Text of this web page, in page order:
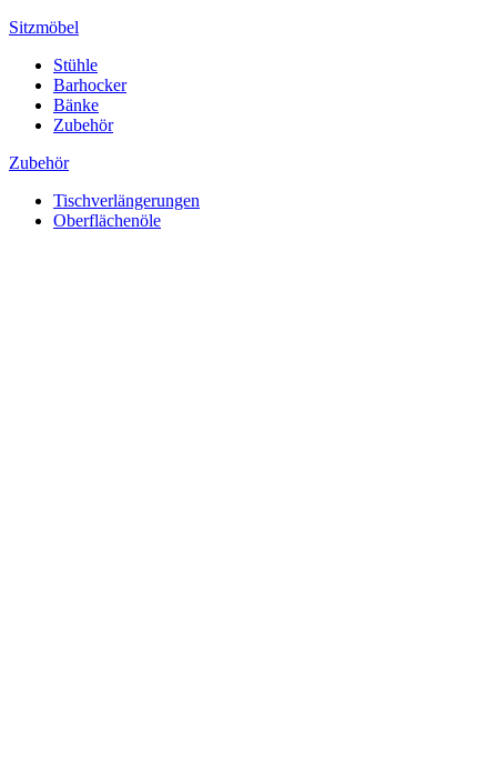
Sitzmöbel
Stühle
Barhocker
Bänke
Zubehör
Zubehör
Tischverlängerungen
Oberflächenöle